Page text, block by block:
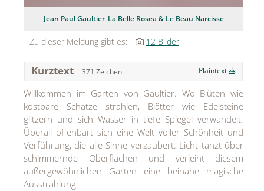
WELEDA
Jean Paul Gaultier_La Belle Rosea & Le Beau Narcisse
Zu dieser Meldung gibt es: 12 Bilder
Kurztext 371 Zeichen Plaintext
Willkommen im Garten von Gaultier. Wo Blüten wie
kostbare Schätze strahlen, Blätter wie Edelsteine
glitzern und sich Wasser in tiefe Spiegel verwandelt.
Überall offenbart sich eine Welt voller Schönheit und
Verführung, die alle Sinne verzaubert. Licht tanzt über
schimmernde Oberflächen und verleiht diesem
außergewöhnlichen Garten eine beinahe magische
Ausstrahlung.